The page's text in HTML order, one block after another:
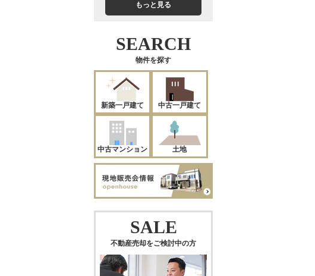
もっと見る
SEARCH
物件を探す
新築一戸建て 中古一戸建て
中古マンション 土地
SALE
不動産売却をご検討中の方